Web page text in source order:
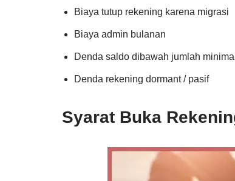
Biaya tutup rekening karena migrasi
Biaya admin bulanan
Denda saldo dibawah jumlah minimal
Denda rekening dormant / pasif
Syarat Buka